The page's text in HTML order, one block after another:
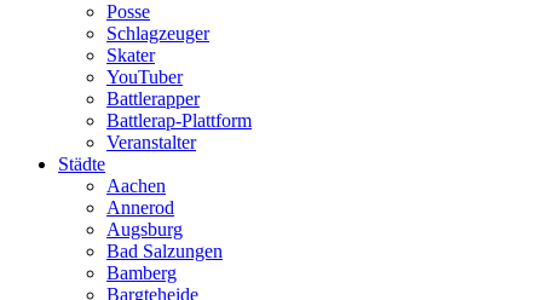
Posse
Schlagzeuger
Skater
YouTuber
Battlerapper
Battlerap-Plattform
Veranstalter
Städte
Aachen
Annerod
Augsburg
Bad Salzungen
Bamberg
Bargteheide